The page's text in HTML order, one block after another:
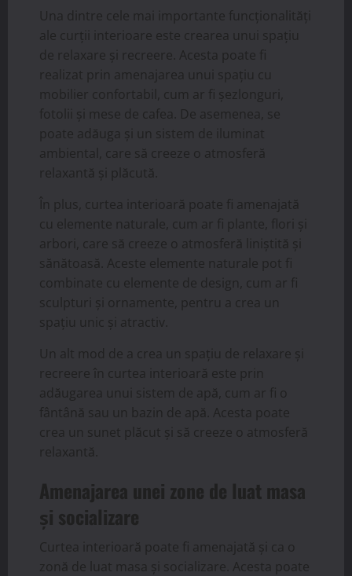
Una dintre cele mai importante funcționalități
ale curții interioare este crearea unui spațiu
de relaxare și recreere. Acesta poate fi
realizat prin amenajarea unui spațiu cu
mobilier confortabil, cum ar fi șezlonguri,
fotolii și mese de cafea. De asemenea, se
poate adăuga și un sistem de iluminat
ambiental, care să creeze o atmosferă
relaxantă și plăcută.
În plus, curtea interioară poate fi amenajată
cu elemente naturale, cum ar fi plante, flori și
arbori, care să creeze o atmosferă liniștită și
sănătoasă. Aceste elemente naturale pot fi
combinate cu elemente de design, cum ar fi
sculpturi și ornamente, pentru a crea un
spațiu unic și atractiv.
Un alt mod de a crea un spațiu de relaxare și
recreere în curtea interioară este prin
adăugarea unui sistem de apă, cum ar fi o
fântână sau un bazin de apă. Acesta poate
crea un sunet plăcut și să creeze o atmosferă
relaxantă.
Amenajarea unei zone de luat masa
și socializare
Curtea interioară poate fi amenajată și ca o
zonă de luat masa și socializare. Acesta poate